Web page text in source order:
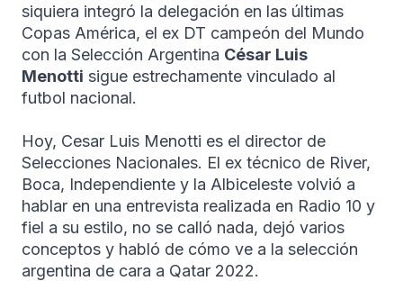
siquiera integró la delegación en las últimas
Copas América, el ex DT campeón del Mundo
con la Selección Argentina César Luis
Menotti sigue estrechamente vinculado al
futbol nacional.
Hoy, Cesar Luis Menotti es el director de
Selecciones Nacionales. El ex técnico de River,
Boca, Independiente y la Albiceleste volvió a
hablar en una entrevista realizada en Radio 10 y
fiel a su estilo, no se calló nada, dejó varios
conceptos y habló de cómo ve a la selección
argentina de cara a Qatar 2022.